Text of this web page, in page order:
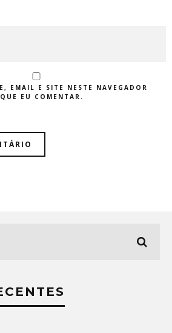
EMAIL E SITE NESTE NAVEGADOR
EU COMENTAR.